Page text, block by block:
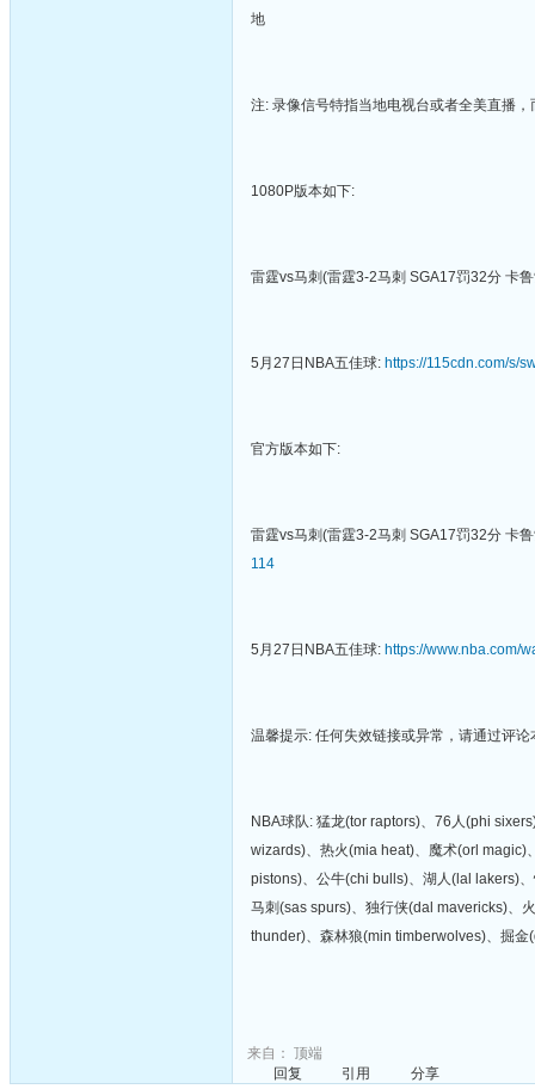
地
注: 录像信号特指当地电视台或者全美直播
1080P版本如下:
雷霆vs马刺(雷霆3-2马刺 SGA17罚32分 卡
5月27日NBA五佳球: https://115cdn.com/s/
官方版本如下:
雷霆vs马刺(雷霆3-2马刺 SGA17罚32分 卡
114
5月27日NBA五佳球: https://www.nba.com/
温馨提示: 任何失效链接或异常，请通过评
NBA球队: 猛龙(tor raptors)、76人(phi
wizards)、热火(mia heat)、魔术(orl
pistons)、公牛(chi bulls)、湖人(lal lakers)
马刺(sas spurs)、独行侠(dal mavericks)、
thunder)、森林狼(min timberwolves)、掘金
来自： 顶端
回复
引用 分享